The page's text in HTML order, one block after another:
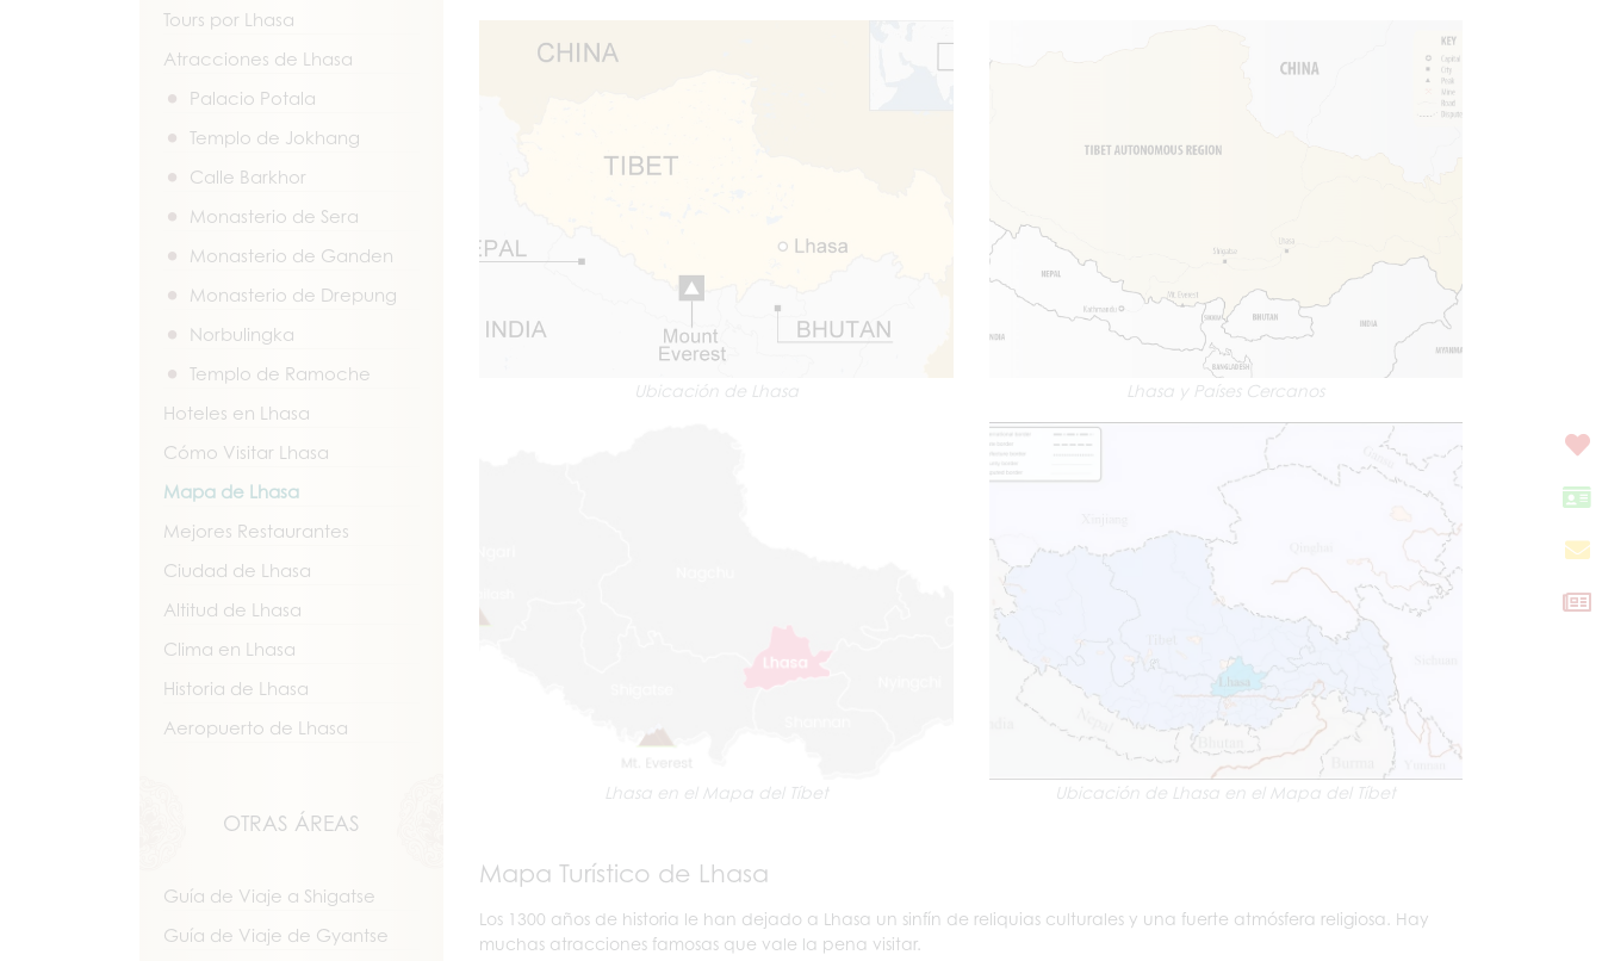
Tours por Lhasa
Atracciones de Lhasa
Palacio Potala
Templo de Jokhang
Calle Barkhor
Monasterio de Sera
Monasterio de Ganden
Monasterio de Drepung
Norbulingka
Templo de Ramoche
Hoteles en Lhasa
Cómo Visitar Lhasa
Mapa de Lhasa
Mejores Restaurantes
Ciudad de Lhasa
Altitud de Lhasa
Clima en Lhasa
Historia de Lhasa
Aeropuerto de Lhasa
OTRAS ÁREAS
Guía de Viaje a Shigatse
Guía de Viaje de Gyantse
Ubicación de Lhasa Lhasa y Países Cercanos
Lhasa en el Mapa del Tíbet Ubicación de Lhasa en el Mapa del Tíbet
Mapa Turístico de Lhasa
Los 1300 años de historia le han dejado a Lhasa un sinfín de reliquias culturales y una fuerte atmósfera religiosa. Hay
muchas atracciones famosas que vale la pena visitar.